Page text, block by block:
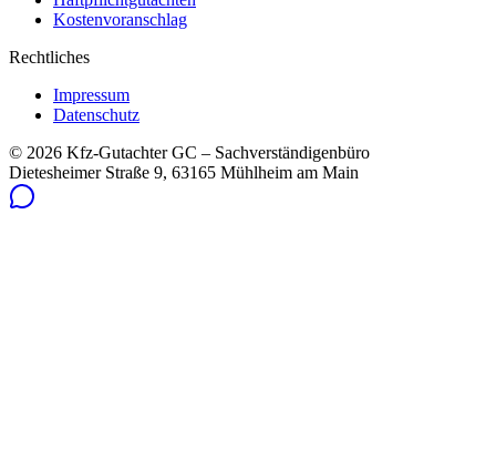
Kostenvoranschlag
Rechtliches
Impressum
Datenschutz
© 2026 Kfz-Gutachter GC – Sachverständigenbüro
Dietesheimer Straße 9, 63165 Mühlheim am Main